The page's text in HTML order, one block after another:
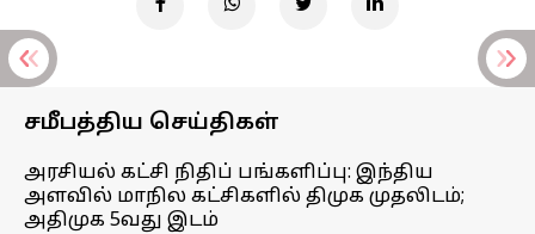
சமீபத்திய செய்திகள்
அரசியல் கட்சி நிதிப் பங்களிப்பு: இந்திய
அளவில் மாநில கட்சிகளில் திமுக முதலிடம்;
அதிமுக 5வது இடம்